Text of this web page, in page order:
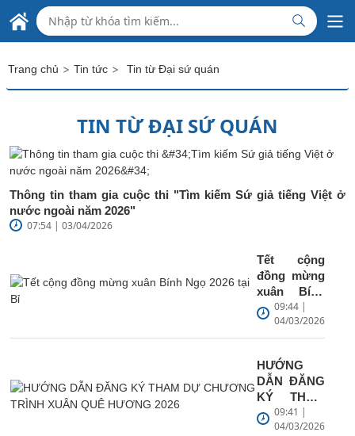
Skip to Main Content
QUỐC BỈ VÀ ĐẠI CÔNG QUỐC LUXEMBOURG
NƯỚC CỘNG HÒA XÃ HỘI CHỦ NGHĨA VIỆT NAM
Trang chủ > Tin tức > Tin từ Đại sứ quán
TIN TỪ ĐẠI SỨ QUÁN
Thông tin tham gia cuộc thi "Tìm kiếm Sứ giả tiếng Việt ở
nước ngoài năm 2026"
07:54 | 03/04/2026
Tết cộng
đồng mừng
xuân Bính
Ngọ 2026 tại
Bỉ
09:44 |
04/03/2026
HƯỚNG
DẪN ĐĂNG
KÝ THAM
DỰ
CHƯƠNG
09:41 |
04/03/2026